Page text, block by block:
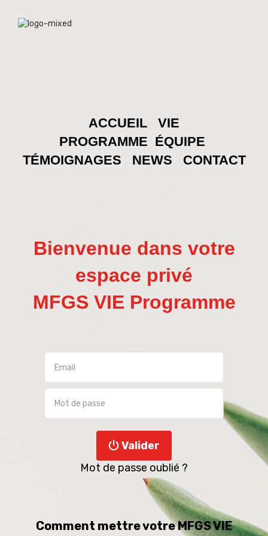
ACCUEIL
VIE
PROGRAMME ÉQUIPE
TÉMOIGNAGES
NEWS CONTACT
Bienvenue dans votre
espace privé
MFGS VIE Programme
Valider
Mot de passe oublié ?
Comment mettre votre MFGS VIE